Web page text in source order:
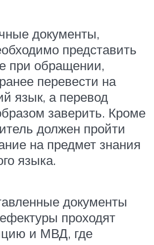
документы,
представить
при обращении,
перевести на
язык, а перевод
заверить. Кроме
должен пройти
на предмет знания
языка.
документы
проходят
и МВД, где